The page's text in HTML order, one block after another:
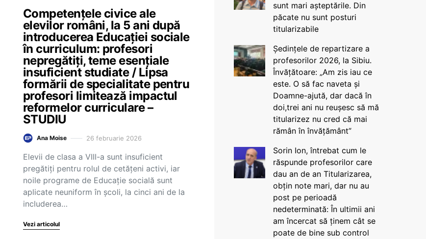
Competențele civice ale
elevilor români, la 5 ani după
introducerea Educației sociale
în curriculum: profesori
nepregătiți, teme esențiale
insuficient studiate / Lipsa
formării de specialitate pentru
profesori limitează impactul
reformelor curriculare –
STUDIU
Ana Moise 26 februarie 2026
Elevii de clasa a VIII-a sunt insuficient
pregătiți pentru rolul de cetățeni activi, iar
noile programe de Educație socială sunt
aplicate neuniform în școli, la cinci ani de la
includerea…
Vezi articolul
sunt mari așteptările. Din
păcate nu sunt posturi
titularizabile
Ședințele de repartizare a
profesorilor 2026, la Sibiu.
Învățătoare: „Am zis iau ce
este. O să fac naveta și
Doamne-ajută, dar dacă în
doi,trei ani nu reușesc să mă
titularizez nu cred că mai
rămân în învățământ”
Sorin Ion, întrebat cum le
răspunde profesorilor care
dau an de an Titularizarea,
obțin note mari, dar nu au
post pe perioadă
nedeterminată: În ultimii ani
am încercat să ținem cât se
poate de bine sub control